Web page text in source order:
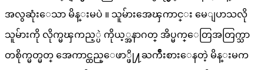
အလွဆုံးေသာ မိန္းမပဲ ။ သူမ်ားအေၾကာင္း မေျပာသလို
သူမ်ားကို လိုက္မၾကည့္ပဲ ကိုယ့္အနာဂတ္ အိပ္မက္ေတြအတြက္သာ
တစိုက္မတ္မတ္ အေကာင္ထည္ေဖာ္ဖို႔ႀကိဳးစားေနတဲ့ မိန္းမက